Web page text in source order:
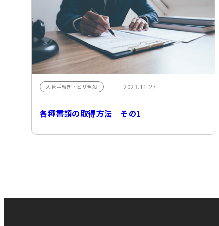
入管手続き・ビザ全般 2023.11.27
各種書類の取得方法 その1